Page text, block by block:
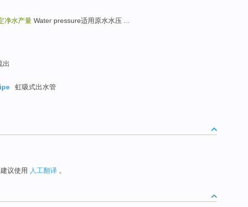
净水产量 Water pressure适用原水水压 ...
出
虹吸式出水管
议使用 人工翻译 。